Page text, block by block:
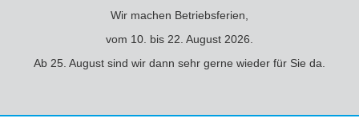
Wir machen Betriebsferien,
vom 10. bis 22. August 2026.
Ab 25. August sind wir dann sehr gerne wieder für Sie da.